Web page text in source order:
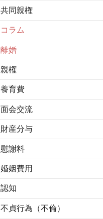
共同親権
コラム
離婚
親権
養育費
面会交流
財産分与
慰謝料
婚姻費用
認知
不貞行為（不倫）